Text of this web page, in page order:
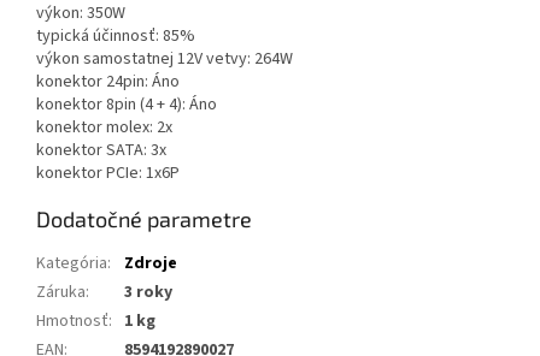
výkon: 350W
typická účinnosť: 85%
výkon samostatnej 12V vetvy: 264W
konektor 24pin: Áno
konektor 8pin (4 + 4): Áno
konektor molex: 2x
konektor SATA: 3x
konektor PCIe: 1x6P
Dodatočné parametre
Kategória:
Zdroje
Záruka:
3 roky
Hmotnosť: 1 kg
EAN: 8594192890027